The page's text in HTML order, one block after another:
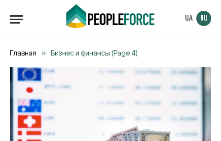
UA RU
Главная » Бизнес и финансы (Page 4)